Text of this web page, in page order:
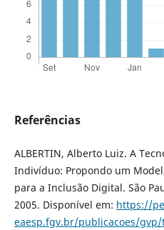
Referências
ALBERTIN, Alberto Luiz. A
Indivíduo: Propondo um
para a Inclusão Digital. São
2005. Disponível em: https://
eaesp.fgv.br/publicacoes/